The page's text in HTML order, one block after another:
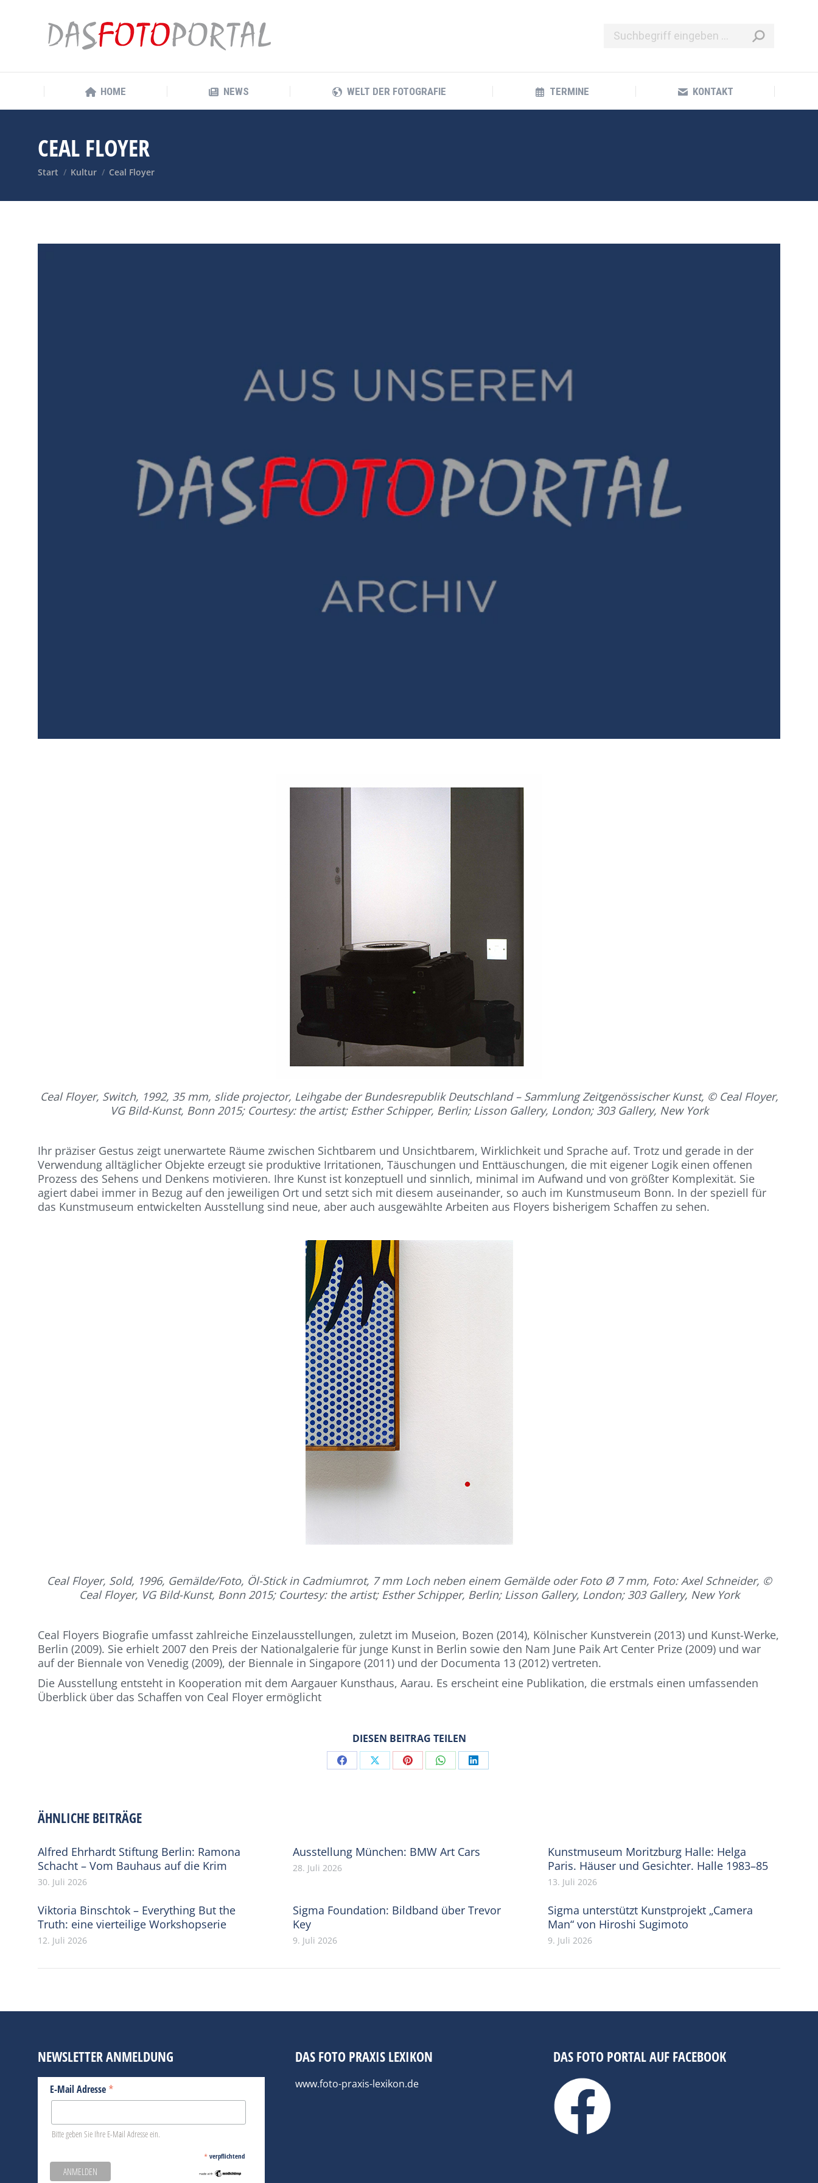
HOME NEWS WELT DER FOTOGRAFIE TERMINE KONTAKT
CEAL FLOYER
Sie befinden sich hier:
Start Kultur Ceal Floyer
Ceal Floyer, Switch, 1992, 35 mm, slide projector, Leihgabe der Bundesrepublik Deutschland – Sammlung Zeitgenössischer Kunst, © Ceal Floyer,
VG Bild-Kunst, Bonn 2015; Courtesy: the artist; Esther Schipper, Berlin; Lisson Gallery, London; 303 Gallery, New York
Ihr präziser Gestus zeigt unerwartete Räume zwischen Sichtbarem und Unsichtbarem, Wirklichkeit und Sprache auf. Trotz und gerade in der
Verwendung alltäglicher Objekte erzeugt sie produktive Irritationen, Täuschungen und Enttäuschungen, die mit eigener Logik einen offenen
Prozess des Sehens und Denkens motivieren. Ihre Kunst ist konzeptuell und sinnlich, minimal im Aufwand und von größter Komplexität. Sie
agiert dabei immer in Bezug auf den jeweiligen Ort und setzt sich mit diesem auseinander, so auch im Kunstmuseum Bonn. In der speziell für
das Kunstmuseum entwickelten Ausstellung sind neue, aber auch ausgewählte Arbeiten aus Floyers bisherigem Schaffen zu sehen.
Ceal Floyer, Sold, 1996, Gemälde/Foto, Öl-Stick in Cadmiumrot, 7 mm Loch neben einem Gemälde oder Foto Ø 7 mm, Foto: Axel Schneider, ©
Ceal Floyer, VG Bild-Kunst, Bonn 2015; Courtesy: the artist; Esther Schipper, Berlin; Lisson Gallery, London; 303 Gallery, New York
Ceal Floyers Biografie umfasst zahlreiche Einzelausstellungen, zuletzt im Museion, Bozen (2014), Kölnischer Kunstverein (2013) und Kunst-Werke,
Berlin (2009). Sie erhielt 2007 den Preis der Nationalgalerie für junge Kunst in Berlin sowie den Nam June Paik Art Center Prize (2009) und war
auf der Biennale von Venedig (2009), der Biennale in Singapore (2011) und der Documenta 13 (2012) vertreten.
Die Ausstellung entsteht in Kooperation mit dem Aargauer Kunsthaus, Aarau. Es erscheint eine Publikation, die erstmals einen umfassenden
Überblick über das Schaffen von Ceal Floyer ermöglicht
DIESEN BEITRAG TEILEN
Share Share Share Share Share
ÄHNLICHE BEITRÄGE
Alfred Ehrhardt Stiftung Berlin: Ramona
Schacht – Vom Bauhaus auf die Krim
30. Juli 2026
Ausstellung München: BMW Art Cars
28. Juli 2026
Kunstmuseum Moritzburg Halle: Helga
Paris. Häuser und Gesichter. Halle 1983–85
13. Juli 2026
Viktoria Binschtok – Everything But the
Truth: eine vierteilige Workshopserie
12. Juli 2026
Sigma Foundation: Bildband über Trevor
Key
9. Juli 2026
Sigma unterstützt Kunstprojekt „Camera
Man“ von Hiroshi Sugimoto
9. Juli 2026
NEWSLETTER ANMELDUNG
E-Mail Adresse *
Bitte geben Sie Ihre E-Mail Adresse ein.
* verpflichtend
DAS FOTO PRAXIS LEXIKON
www.foto-praxis-lexikon.de
DAS FOTO PORTAL AUF FACEBOOK
HOME NEWS